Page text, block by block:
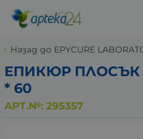
Назад до EPYCURE
ЕПИКЮР ПЛОСЪК
* 60
АРТ.№: 295357